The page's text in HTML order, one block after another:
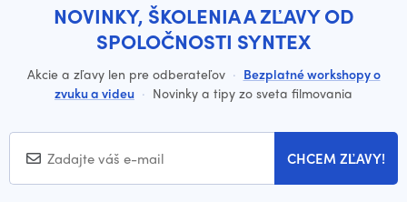
NOVINKY, ŠKOLENIA A ZĽAVY OD
SPOLOČNOSTI SYNTEX
Akcie a zľavy len pre odberateľov · Bezplatné workshopy o
zvuku a videu · Novinky a tipy zo sveta filmovania
CHCEM ZĽAVY!